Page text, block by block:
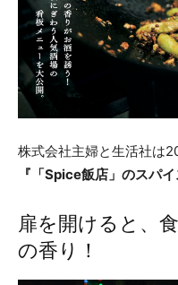
株式会社主婦と生活社は
『「Spice飯店」のスパイ
扉を開けると、
の香り！